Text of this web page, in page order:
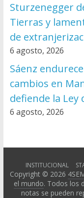
Sturzenegger
Tierras y
de
6 agosto, 2026
Sáenz
cambios en
defiende la Ley
6 agosto, 2026
INSTITUCIONAL
Copyright © 2026
el mundo. Todos los
notas se pueden